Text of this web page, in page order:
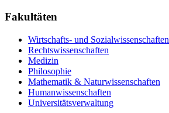
Fakultäten
Wirtschafts- und Sozialwissenschaften
Rechtswissenschaften
Medizin
Philosophie
Mathematik & Naturwissenschaften
Humanwissenschaften
Universitätsverwaltung